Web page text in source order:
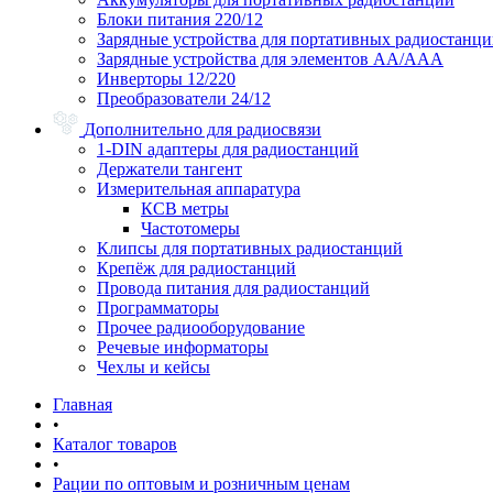
Блоки питания 220/12
Зарядные устройства для портативных
Зарядные устройства для элементов АА/ААА
Инверторы 12/220
Преобразователи 24/12
Дополнительно для радиосвязи
1-DIN адаптеры для радиостанций
Держатели тангент
Измерительная аппаратура
КСВ метры
Частотомеры
Клипсы для портативных радиостанций
Крепёж для радиостанций
Провода питания для радиостанций
Программаторы
Прочее радиооборудование
Речевые информаторы
Чехлы и кейсы
Главная
•
Каталог товаров
•
Рации по оптовым и розничным ценам